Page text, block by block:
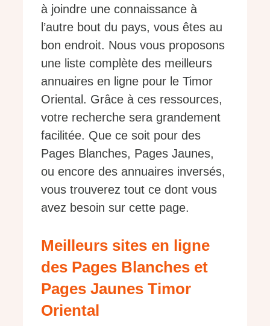
à joindre une connaissance à
l’autre bout du pays, vous êtes au
bon endroit. Nous vous proposons
une liste complète des meilleurs
annuaires en ligne pour le Timor
Oriental. Grâce à ces ressources,
votre recherche sera grandement
facilitée. Que ce soit pour des
Pages Blanches, Pages Jaunes,
ou encore des annuaires inversés,
vous trouverez tout ce dont vous
avez besoin sur cette page.
Meilleurs sites en ligne
des Pages Blanches et
Pages Jaunes Timor
Oriental